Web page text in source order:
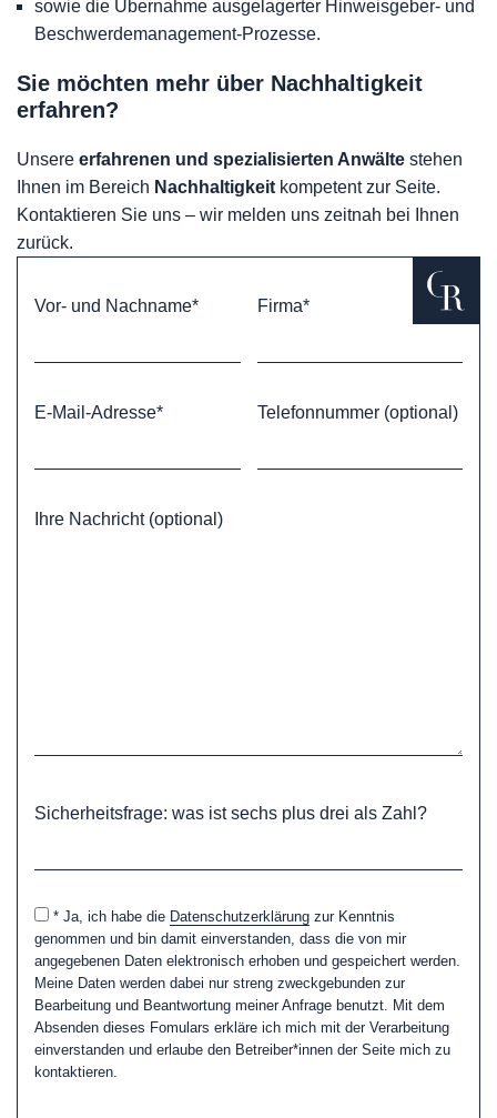
sowie die Übernahme ausgelagerter Hinweisgeber- und
Beschwerdemanagement-Prozesse.
Sie möchten mehr über Nachhaltigkeit
erfahren?
Unsere erfahrenen und spezialisierten Anwälte stehen
Ihnen im Bereich Nachhaltigkeitkompetent zur Seite.
Kontaktieren Sie uns – wir melden uns zeitnah bei Ihnen
zurück.
Vor- und Nachname* Firma*
E-Mail-Adresse* Telefonnummer (optional)
Ihre Nachricht (optional)
Sicherheitsfrage: was ist sechs plus drei als Zahl?
* Ja, ich habe die Datenschutzerklärung zur Kenntnis
genommen und bin damit einverstanden, dass die von mir
angegebenen Daten elektronisch erhoben und gespeichert werden.
Meine Daten werden dabei nur streng zweckgebunden zur
Bearbeitung und Beantwortung meiner Anfrage benutzt. Mit dem
Absenden dieses Fomulars erkläre ich mich mit der Verarbeitung
einverstanden und erlaube den Betreiber*innen der Seite mich zu
kontaktieren.